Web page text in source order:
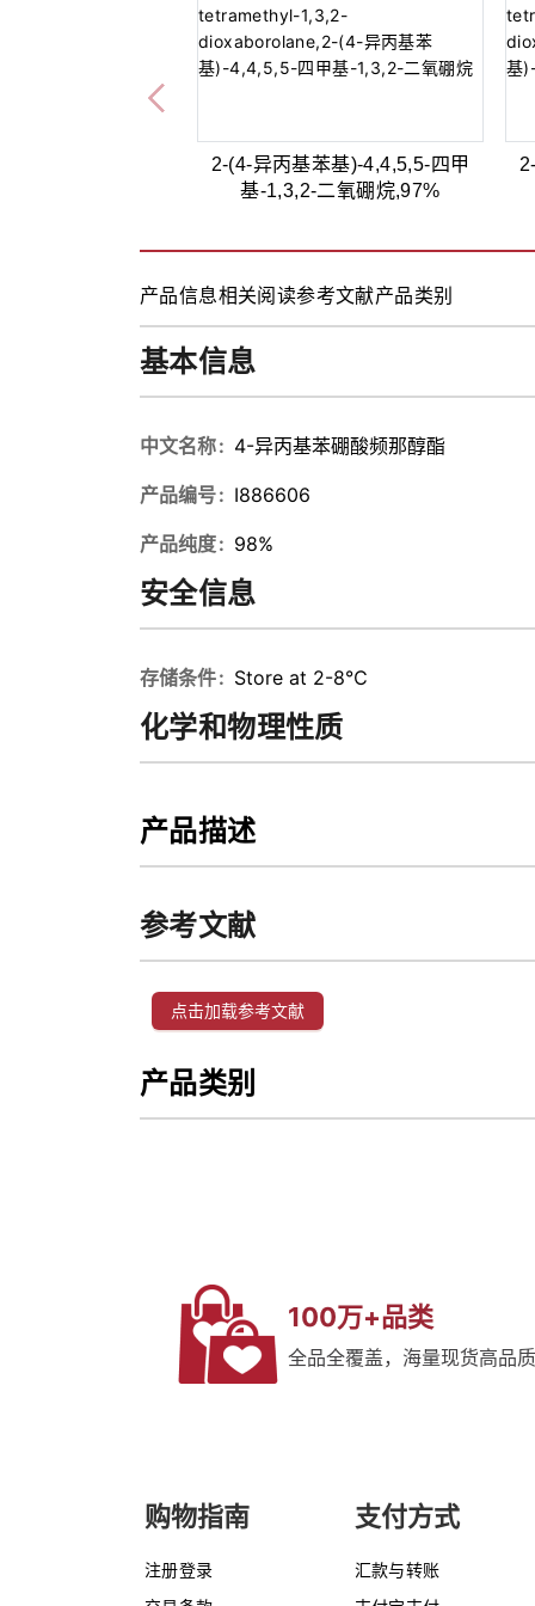
2-(4-异丙基苯基)-4,4,5,5-四甲
基-1,3,2-二氧硼烷,97%
产品信息相关阅读参考文献产品类别
基本信息
中文名称 4-异丙基苯硼酸频那醇酯
产品编号 I886606
产品纯度 98%
安全信息
存储条件 Store at 2-8℃
化学和物理性质
产品描述
参考文献
点击加载参考文献
产品类别
100万+品类
全品全覆盖，海量现货高品
购物指南
注册登录
支付方式
汇款与转账